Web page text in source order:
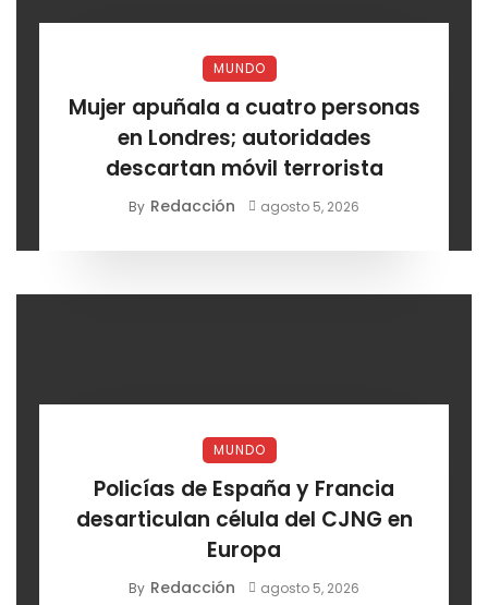
MUNDO
Mujer apuñala a cuatro personas
en Londres; autoridades
descartan móvil terrorista
By Redacción agosto 5, 2026
MUNDO
Policías de España y Francia
desarticulan célula del CJNG en
Europa
By Redacción agosto 5, 2026